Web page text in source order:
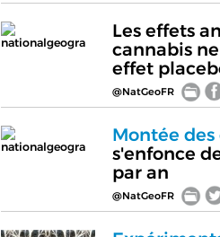
nationalgeogra
Les effets
cannabis
effet
@NatGeoFR
nationalgeogra
Montée des
s'enfonce
par an
@NatGeoFR